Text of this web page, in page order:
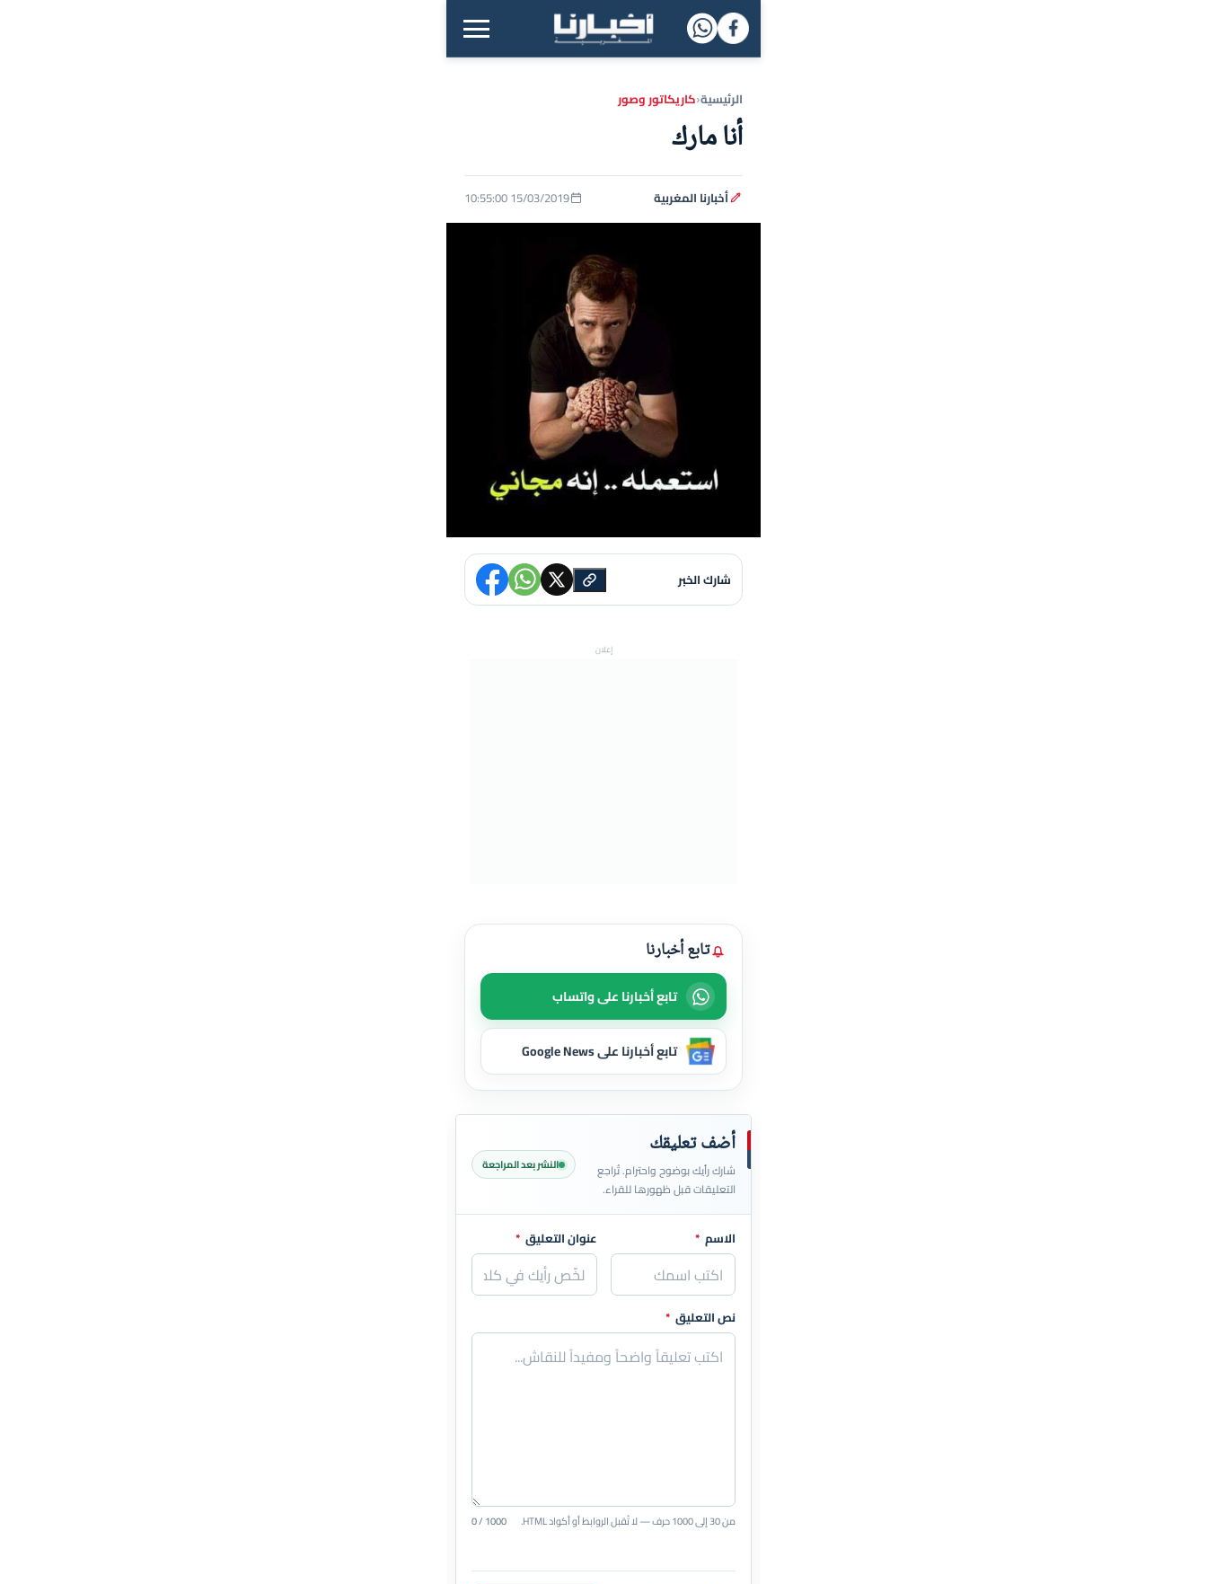
القائمة الرئيسية
الرئيسية‹كاريكاتور وصور
أنا مارك
أخبارنا المغربية 15/03/2019 10:55:00
شارك الخبر
إعلان
تابع أخبارنا
تابع أخبارنا على واتساب
تابع أخبارنا على Google News
أضف تعليقك
شارك رأيك بوضوح واحترام. تُراجع
التعليقات قبل ظهورها للقراء.
النشر بعد المراجعة
اترك هذا الحقل فارغاً
الاسم * عنوان التعليق *
نص التعليق *
من 30 إلى 1000 حرف — لا تُقبل الروابط أو أكواد HTML. 0 / 1000